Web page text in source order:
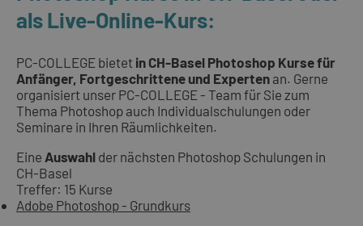
als Live-Online-Kurs:
PC-COLLEGE bietet in CH-Basel Photoshop Kurse für
Anfänger, Fortgeschrittene und Experten an. Gerne
organisiert unser PC-COLLEGE - Team für Sie zum
Thema Photoshop auch Individualschulungen oder
Seminare in Ihren Räumlichkeiten.
Eine Auswahl der nächsten Photoshop Schulungen in
CH-Basel
Treffer: 15 Kurse
Adobe Photoshop - Grundkurs